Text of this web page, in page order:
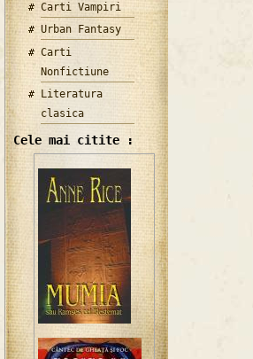
Carti Vampiri
Urban Fantasy
Carti
Nonfictiune
Literatura
clasica
Cele mai citite :